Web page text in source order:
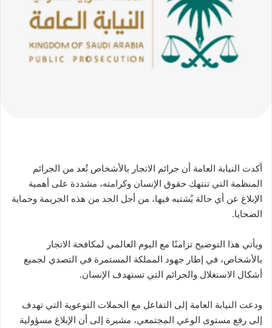
أكدت النيابة العامة أن جرائم الاتجار بالأشخاص تُعد من الجرائم
المنظمة التي تنتهك حقوق الإنسان وكرامته، مشددة على أهمية
الإبلاغ عن أي حالة يُشتبه فيها، من أجل الحد من هذه الجريمة وحماية
الضحايا.
ويأتي هذا التوضيح تزامنًا مع ⁧‫اليوم العالمي لمكافحة الاتجار
بالأشخاص‬⁩، في إطار جهود المملكة المستمرة في التصدي لجميع
أشكال الاستغلال والجرائم التي تستهدف الإنسان.
ودعت النيابة العامة إلى التفاعل مع الحملات التوعوية التي تهدف
إلى رفع مستوى الوعي المجتمعي، مشيرة إلى أن الإبلاغ مسؤولية